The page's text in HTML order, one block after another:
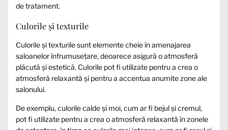
de tratament.
Culorile și texturile
Culorile și texturile sunt elemente cheie în amenajarea
saloanelor înfrumusețare, deoarece asigură o atmosferă
plăcută și estetică. Culorile pot fi utilizate pentru a crea o
atmosferă relaxantă și pentru a accentua anumite zone ale
salonului.
De exemplu, culorile calde și moi, cum ar fi bejul și cremul,
pot fi utilizate pentru a crea o atmosferă relaxantă în zonele